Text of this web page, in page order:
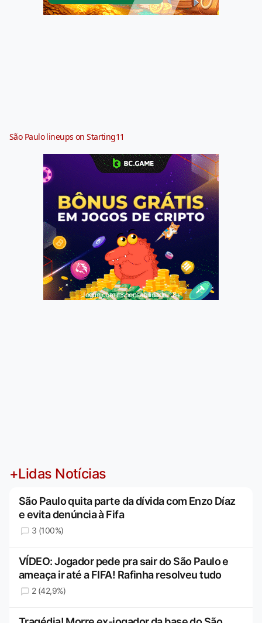
São Paulo lineups on Starting11
Jogue com responsabilidade. 18+
+Lidas Notícias
São Paulo quita parte da dívida com Enzo Díaz
e evita denúncia à Fifa
3 (100%)
VÍDEO: Jogador pede pra sair do São Paulo e
ameaça ir até a FIFA! Rafinha resolveu tudo
2 (42,9%)